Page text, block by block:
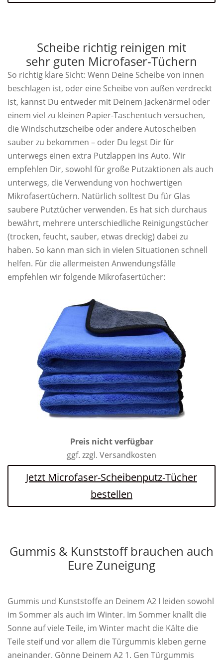
Scheibe richtig reinigen mit
sehr guten Microfaser-Tüchern
So richtig klare Sicht: Wenn Deine Scheibe von innen
beschlagen ist, oder eine Scheibe von außen verdreckt
ist, kannst Du entweder mit Deinem Jackenärmel oder
einem viel zu kleinen Papier-Taschentuch versuchen,
die Windschutzscheibe oder andere Autoscheiben
sauber zu bekommen – oder Du legst Dir für
unterwegs einen extra Putzlappen ins Auto. Wir
empfehlen Dir, sowohl für große Putzaktionen als auch
unterwegs, die Verwendung von hochwertigen
Mikrofasertüchern. Natürlich solltest Du für Glas
saubere Putztücher verwenden. Es hat sich durchaus
bewährt, mehrere unterschiedliche Reinigungstücher
(trocken, feucht, sauber, etwas dreckig) dabei zu
haben. So kann man sich in vielen Situationen schnell
helfen. Für die allermeisten Anwendungsfälle
empfehlen wir folgende Mikrofasertücher:
Preis nicht verfügbar
ggf. zzgl. Versandkosten
Jetzt Microfaser-Scheibenputz-Tücher
bestellen
Gummis & Kunststoff brauchen auch
Eure Zuneigung
Gummis und Kunststoffe an Deinem A2 I leiden sowohl
im Sommer als auch im Winter. Im Sommer knallt die
Sonne auf viele Teile, im Winter macht die Kälte die
Teile steif und vor allem die Türgummis kleben gerne
aneinander. Gönne Deinem A2 1. Gen Türgummis